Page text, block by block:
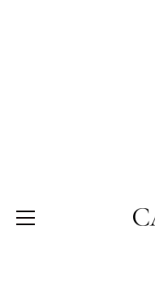
この利用規約（以下，
CARIYO運営事務局（